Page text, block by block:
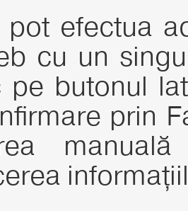
pot efectua
cu un
butonul
prin